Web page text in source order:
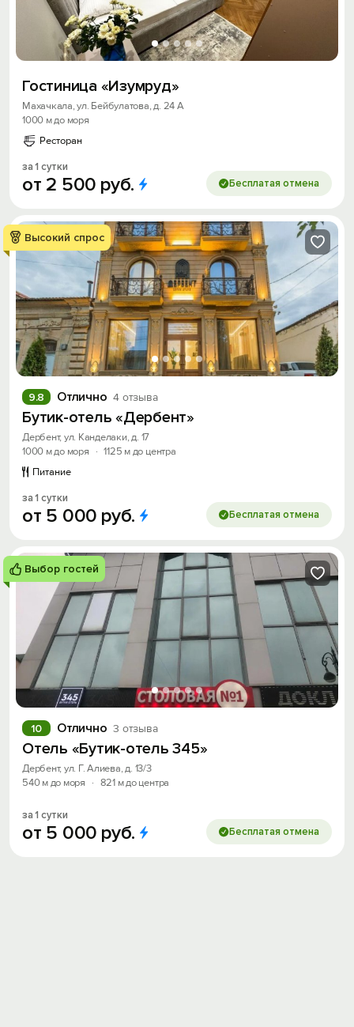
Гостиница «Изумруд»
Махачкала, ул. Бейбулатова, д. 24 А
1000 м до моря
Ресторан
за 1 сутки
от 2 500 руб. Бесплатая отмена
Высокий спрос
Отлично 4 отзыва
9.8
Бутик-отель «Дербент»
Дербент, ул. Канделаки, д. 17
1000 м до моря
· 1125 м до центра
Питание
за 1 сутки
от 5 000 руб. Бесплатая отмена
Выбор гостей
Отлично 3 отзыва
10
Отель «Бутик-отель 345»
Дербент, ул. Г. Алиева, д. 13/3
540 м до моря
· 821 м до центра
за 1 сутки
от 5 000 руб. Бесплатая отмена